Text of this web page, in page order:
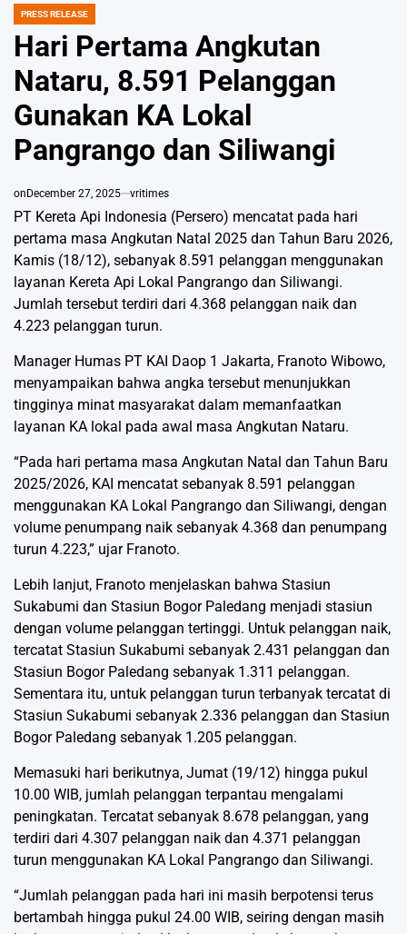
POSTED
PRESS RELEASE
Hari Pertama Angkutan
Nataru, 8.591 Pelanggan
Gunakan KA Lokal
Pangrango dan Siliwangi
on December 27, 2025 vritimes
PT Kereta Api Indonesia (Persero) mencatat pada hari
pertama masa Angkutan Natal 2025 dan Tahun Baru 2026,
Kamis (18/12), sebanyak 8.591 pelanggan menggunakan
layanan Kereta Api Lokal Pangrango dan Siliwangi.
Jumlah tersebut terdiri dari 4.368 pelanggan naik dan
4.223 pelanggan turun.
Manager Humas PT KAI Daop 1 Jakarta, Franoto Wibowo,
menyampaikan bahwa angka tersebut menunjukkan
tingginya minat masyarakat dalam memanfaatkan
layanan KA lokal pada awal masa Angkutan Nataru.
“Pada hari pertama masa Angkutan Natal dan Tahun Baru
2025/2026, KAI mencatat sebanyak 8.591 pelanggan
menggunakan KA Lokal Pangrango dan Siliwangi, dengan
volume penumpang naik sebanyak 4.368 dan penumpang
turun 4.223,” ujar Franoto.
Lebih lanjut, Franoto menjelaskan bahwa Stasiun
Sukabumi dan Stasiun Bogor Paledang menjadi stasiun
dengan volume pelanggan tertinggi. Untuk pelanggan naik,
tercatat Stasiun Sukabumi sebanyak 2.431 pelanggan dan
Stasiun Bogor Paledang sebanyak 1.311 pelanggan.
Sementara itu, untuk pelanggan turun terbanyak tercatat di
Stasiun Sukabumi sebanyak 2.336 pelanggan dan Stasiun
Bogor Paledang sebanyak 1.205 pelanggan.
Memasuki hari berikutnya, Jumat (19/12) hingga pukul
10.00 WIB, jumlah pelanggan terpantau mengalami
peningkatan. Tercatat sebanyak 8.678 pelanggan, yang
terdiri dari 4.307 pelanggan naik dan 4.371 pelanggan
turun menggunakan KA Lokal Pangrango dan Siliwangi.
“Jumlah pelanggan pada hari ini masih berpotensi terus
bertambah hingga pukul 24.00 WIB, seiring dengan masih